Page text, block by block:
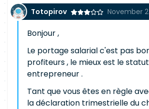
Totopirov November
Bonjour ,
Le portage salarial c'est pas
profiteurs , le mieux est le
entrepreneur .
Tant que vous êtes en règle
la déclaration trimestrielle du